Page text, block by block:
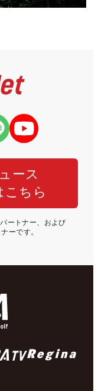
ース
こちら
ートナー、および
ーです。